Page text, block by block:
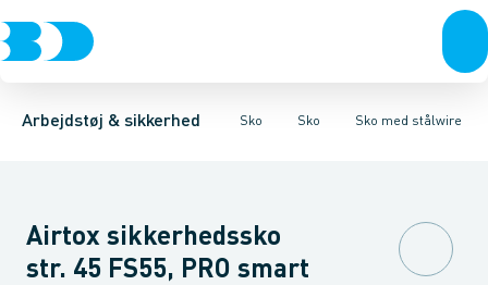
Arbejdstøj & sikkerhed Sko
Trøjer & t-shirtsBukser Overtøj & huerUndertøj & sokkerSko
Sko
SkoSandalerTræskoStøvler Sokker Såler Tilbehør & Pleje
Sko med stålwire
Sko med stålwireSnøresko Sko med velcro
Airtox sikkerhedssko
str. 45 FS55, PRO smart